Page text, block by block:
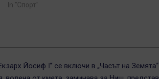
In "Спорт"
Йосиф I“ се включи в „Часът на Земята“